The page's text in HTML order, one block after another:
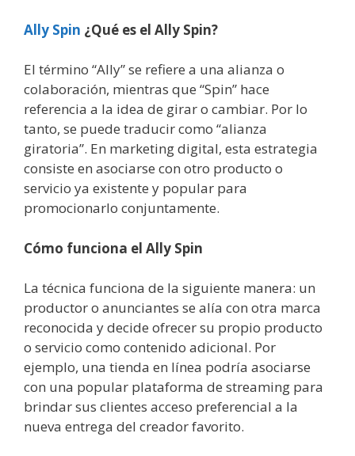
Ally Spin ¿Qué es el Ally Spin?
El término “Ally” se refiere a una alianza o
colaboración, mientras que “Spin” hace
referencia a la idea de girar o cambiar. Por lo
tanto, se puede traducir como “alianza
giratoria”. En marketing digital, esta estrategia
consiste en asociarse con otro producto o
servicio ya existente y popular para
promocionarlo conjuntamente.
Cómo funciona el Ally Spin
La técnica funciona de la siguiente manera: un
productor o anunciantes se alía con otra marca
reconocida y decide ofrecer su propio producto
o servicio como contenido adicional. Por
ejemplo, una tienda en línea podría asociarse
con una popular plataforma de streaming para
brindar sus clientes acceso preferencial a la
nueva entrega del creador favorito.